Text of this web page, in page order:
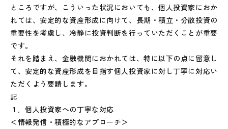
ところですが、こういった状況においても、個人投資家におか
れては、安定的な資産形成に向けて、長期・積立・分散投資の
重要性を考慮し、冷静に投資判断を行っていただくことが重要
です。
それを踏まえ、金融機関におかれては、特に以下の点に留意し
て、安定的な資産形成を目指す個人投資家に対し丁寧に対応い
ただくよう要請します。
記
１．個人投資家への丁寧な対応
＜情報発信・積極的なアプローチ＞